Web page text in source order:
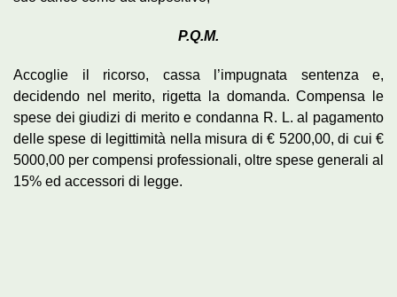
P.Q.M.
Accoglie il ricorso, cassa l’impugnata sentenza e,
decidendo nel merito, rigetta la domanda. Compensa le
spese dei giudizi di merito e condanna R. L. al pagamento
delle spese di legittimità nella misura di € 5200,00, di cui €
5000,00 per compensi professionali, oltre spese generali al
15% ed accessori di legge.